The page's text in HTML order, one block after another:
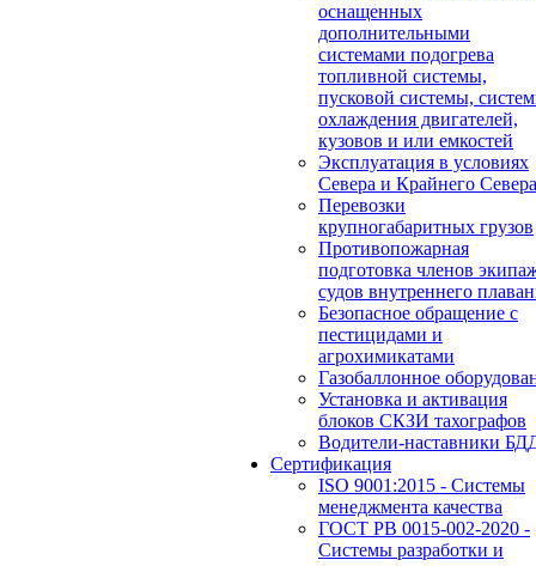
оснащенных
дополнительными
системами подогрева
топливной системы,
пусковой системы,
охлаждения двигателей,
кузовов и или емкостей
Эксплуатация в условиях
Севера и Крайнего Севера
Перевозки
крупногабаритных грузов
Противопожарная
подготовка членов
судов внутреннего
Безопасное обращение с
пестицидами и
агрохимикатами
Газобаллонное
Установка и активация
блоков СКЗИ тахографов
Водители-наставники
Сертификация
ISO 9001:2015 - Системы
менеджмента качества
ГОСТ РВ 0015-002-2020 -
Системы разработки и